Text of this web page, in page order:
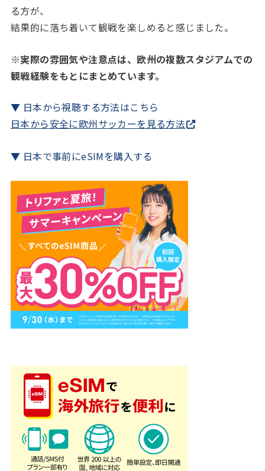
る方が、
結果的に落ち着いて観戦を楽しめると感じました。
※実際の雰囲気や注意点は、欧州の複数スタジアムでの
観戦経験をもとにまとめています。
▼ 日本から視聴する方法はこちら
日本から安全に欧州サッカーを見る方法
▼ 日本で事前にeSIMを購入する